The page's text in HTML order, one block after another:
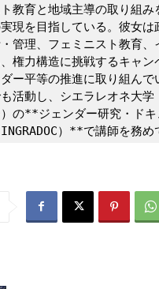
教育と地域主導の取り組み
現を目指している。彼女は
管理、フェミニスト教育、
権力構造に挑戦するキャン
ー平等の推進に取り組んで
活動し、シエラレオネ大学
の**ジェンダー研究・ドキ
）**で講師を務め